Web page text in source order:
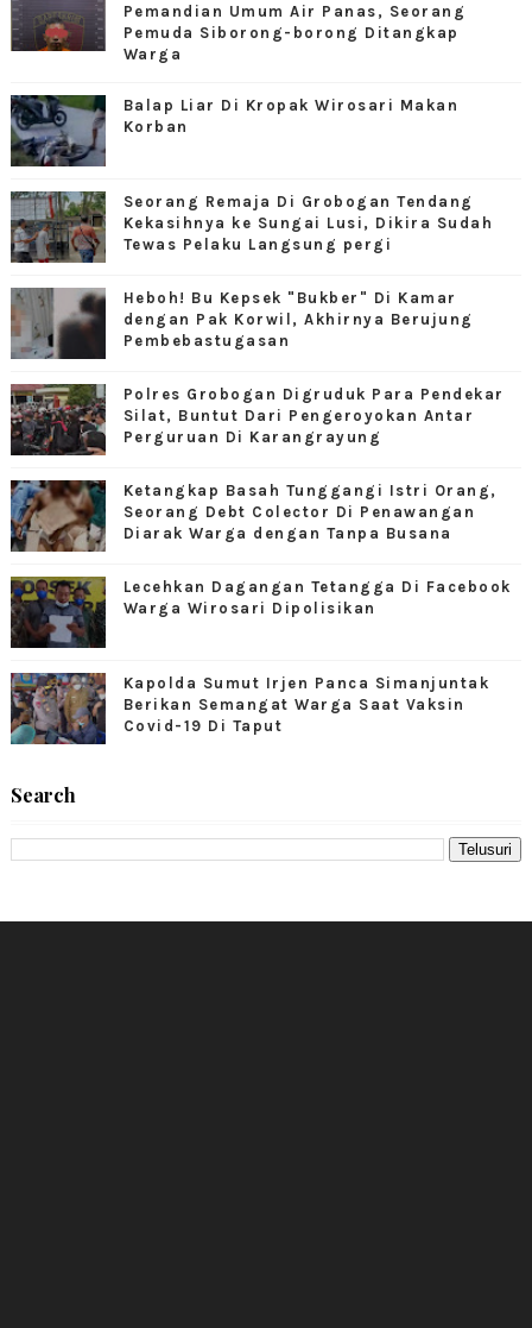
Pemandian Umum Air Panas, Seorang
Pemuda Siborong-borong Ditangkap
Warga
Balap Liar Di Kropak Wirosari Makan
Korban
Seorang Remaja Di Grobogan Tendang
Kekasihnya ke Sungai Lusi, Dikira Sudah
Tewas Pelaku Langsung pergi
Heboh! Bu Kepsek "Bukber" Di Kamar
dengan Pak Korwil, Akhirnya Berujung
Pembebastugasan
Polres Grobogan Digruduk Para Pendekar
Silat, Buntut Dari Pengeroyokan Antar
Perguruan Di Karangrayung
Ketangkap Basah Tunggangi Istri Orang,
Seorang Debt Colector Di Penawangan
Diarak Warga dengan Tanpa Busana
Lecehkan Dagangan Tetangga Di Facebook
Warga Wirosari Dipolisikan
Kapolda Sumut Irjen Panca Simanjuntak
Berikan Semangat Warga Saat Vaksin
Covid-19 Di Taput
Search